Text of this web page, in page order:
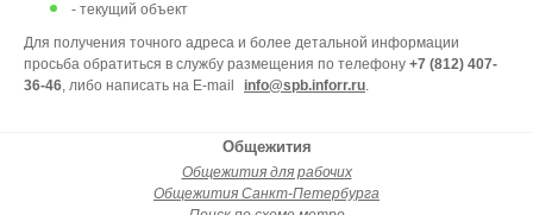
- текущий объект
Для получения точного адреса и более детальной информации
просьба обратиться в службу размещения по телефону +7 (812) 407-
36-46, либо написать на E-mail info@spb.inforr.ru.
Общежития
Общежития для рабочих
Общежития Санкт-Петербурга